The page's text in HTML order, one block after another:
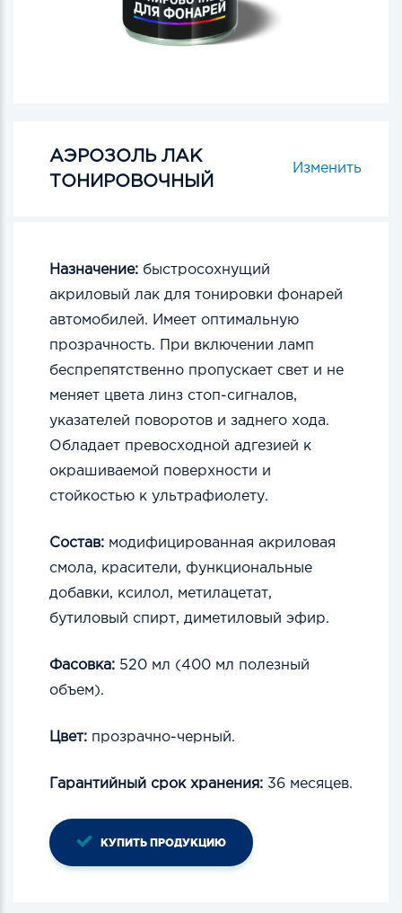
АЭРОЗОЛЬ ЛАК
ТОНИРОВОЧНЫЙ
Изменить
Назначение: быстросохнущий
акриловый лак для тонировки фонарей
автомобилей. Имеет оптимальную
прозрачность. При включении ламп
беспрепятственно пропускает свет и не
меняет цвета линз стоп-сигналов,
указателей поворотов и заднего хода.
Обладает превосходной адгезией к
окрашиваемой поверхности и
стойкостью к ультрафиолету.
Состав: модифицированная акриловая
смола, красители, функциональные
добавки, ксилол, метилацетат,
бутиловый спирт, диметиловый эфир.
Фасовка: 520 мл (400 мл полезный
объем).
Цвет: прозрачно-черный.
Гарантийный срок хранения: 36 месяцев.
КУПИТЬ ПРОДУКЦИЮ